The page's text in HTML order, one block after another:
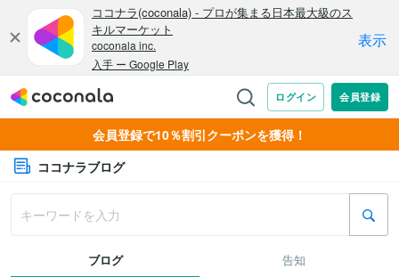
会員登録で10％割引クーポンを獲得！
ココナラブログ
ブログ 告知